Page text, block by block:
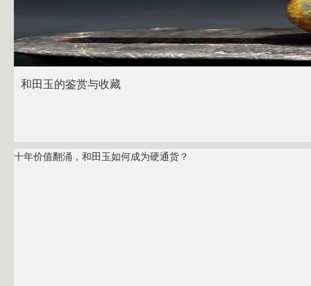
和田玉的鉴赏与收藏
十年价值翻涌，和田玉如何成为硬通货？